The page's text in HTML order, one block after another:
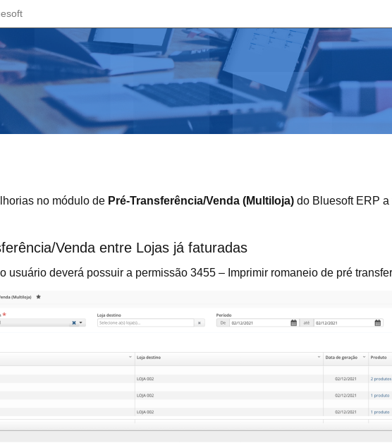
no módulo de Pré-Transferência/Venda (Multiloja) do Bluesoft ERP
Venda entre Lojas já faturadas
usuário deverá possuir a permissão 3455 – Imprimir romaneio de pré